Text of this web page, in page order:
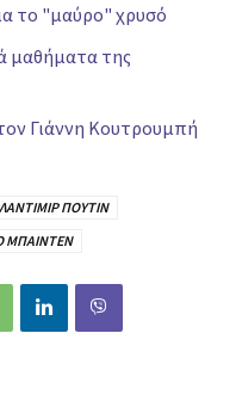
το "μαύρο" χρυσό
μαθήματα της
Γιάννη Κουτρουμπή
ΠΟΥΤΙΝ
ΜΠΑΙΝΤΕΝ